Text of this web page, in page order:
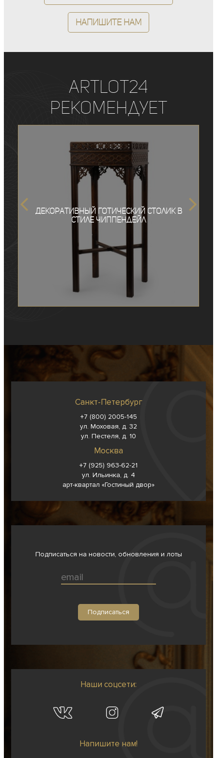
Напишите нам
ArtLot24
рекомендует
Декоративный готический столик в
стиле Чиппендейл
Санкт-Петербург
+7 (800) 2005-145
ул. Моховая, д. 32
ул. Пестеля, д. 10
Москва
+7 (925) 963-62-21
ул. Ильинка, д. 4
арт-квартал «Гостиный двор»
Подписаться на новости, обновления и лоты
Наши соцсети:
Напишите нам!